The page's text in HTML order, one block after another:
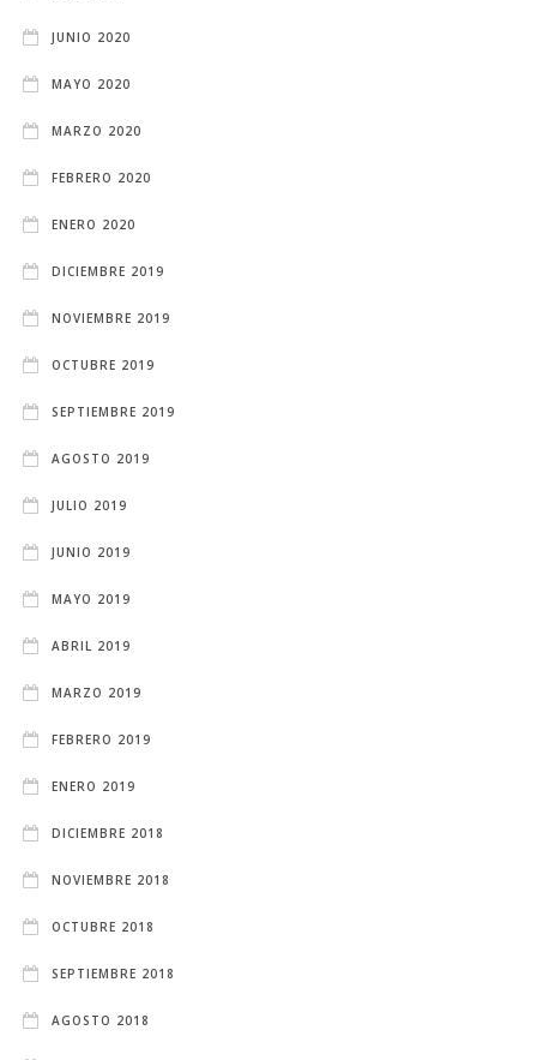
JUNIO 2020
MAYO 2020
MARZO 2020
FEBRERO 2020
ENERO 2020
DICIEMBRE 2019
NOVIEMBRE 2019
OCTUBRE 2019
SEPTIEMBRE 2019
AGOSTO 2019
JULIO 2019
JUNIO 2019
MAYO 2019
ABRIL 2019
MARZO 2019
FEBRERO 2019
ENERO 2019
DICIEMBRE 2018
NOVIEMBRE 2018
OCTUBRE 2018
SEPTIEMBRE 2018
AGOSTO 2018